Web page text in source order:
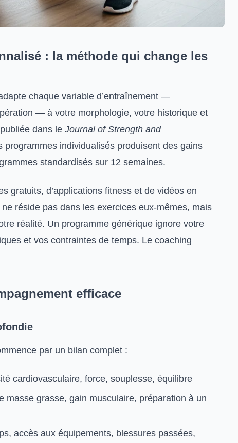
: la méthode qui change les
chaque variable d’entraînement —
— à votre morphologie, votre historique et
dans le Journal of Strength and
programmes individualisés produisent des gains
standardisés sur 12 semaines.
gratuits, d’applications fitness et de vidéos en
réside pas dans les exercices eux-mêmes, mais
réalité. Un programme générique ignore votre
et vos contraintes de temps. Le coaching
efficace
par un bilan complet :
cardiovasculaire, force, souplesse, équilibre
masse grasse, gain musculaire, préparation à un
accès aux équipements, blessures passées,